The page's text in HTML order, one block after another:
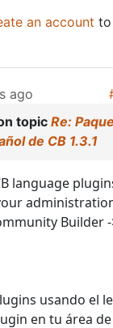
an account
ago
topic Re:
de CB 1.3.1
language
Builder
usando el
en tu área